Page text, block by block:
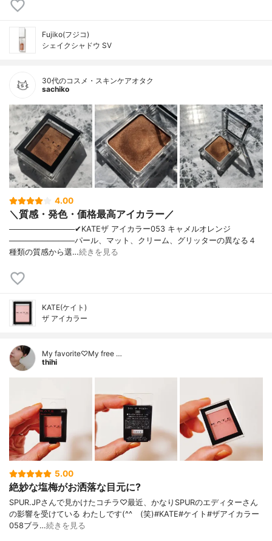
Fujiko(フジコ)
シェイクシャドウ SV
30代のコスメ・スキンケアオタク
sachiko
4.00
＼質感・発色・価格最高アイカラー／
────────────✔︎KATEザ アイカラー053 キャメルオレンジ
────────────パール、マット、クリーム、グリッターの異なる４
種類の質感から選…続きを見る
KATE(ケイト)
ザ アイカラー
My favorite♡My free …
thihi
5.00
絶妙な塩梅がお洒落な目元に?
SPUR.JPさんで見かけたコチラ♡最近、かなりSPURのエディターさん
の影響を受けている わたしです(^^ゞ(笑)#KATE#ケイト#ザアイカラー
058ブラ…続きを見る